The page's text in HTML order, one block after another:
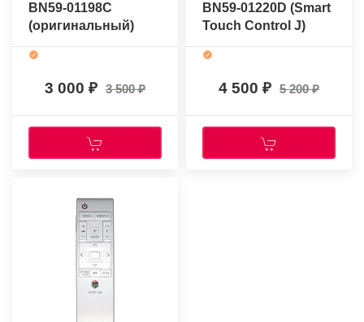
BN59-01198C
(оригинальный)
3 000 3 500
BN59-01220D (Smart
Touch Control J)
(оригинальный)
4 500 5 200